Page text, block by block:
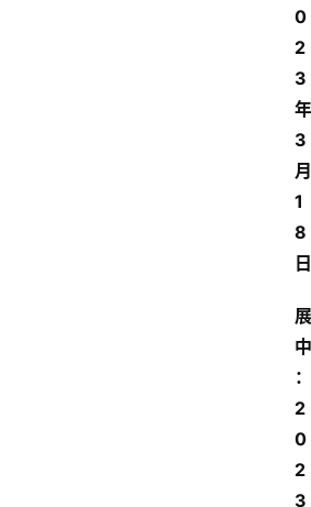
0
2
3
年
3
月
1
8
日
展
中
：
2
0
2
3